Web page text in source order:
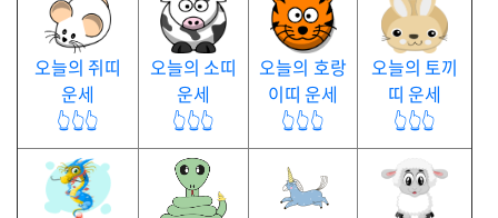
오늘의 쥐띠
운세
👆👆👆
오늘의 소띠
운세
👆👆👆
오늘의 호랑
이띠 운세
👆👆👆
오늘의 토끼
띠 운세
👆👆👆